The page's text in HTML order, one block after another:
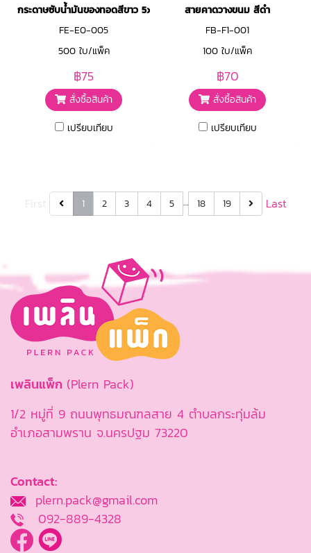
กระดาษซับน้ำมันของทอดสีขาว 5x5นิ้ว
FE-E0-005
500 ใบ/แพ็ค
฿75
สั่งซื้อสินค้า
เปรียบเทียบ
สายคาดวางขนม สีดำ
FB-F1-001
100 ใบ/แพ็ค
฿70
สั่งซื้อสินค้า
เปรียบเทียบ
1 2 3 4 5 … 18 19 Last
เพลินแพ็ก (Plern Pack)
1/2 หมู่ที่ 9 ถนนพุทธมณฑลสาย 4 ตำบลกระทุ่มล้ม
อำเภอสามพราน จ.นครปฐม 73220
Contact:
plern.pack@gmail.com
092-889-4328